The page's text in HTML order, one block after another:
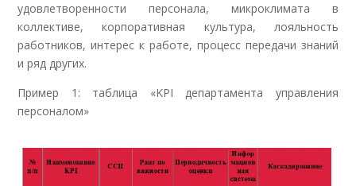
удовлетворенности персонала, микроклимата в
коллективе, корпоративная культура, лояльность
работников, интерес к работе, процесс передачи знаний
и ряд других.
Пример 1: таблица «KPI департамента управления
персоналом»